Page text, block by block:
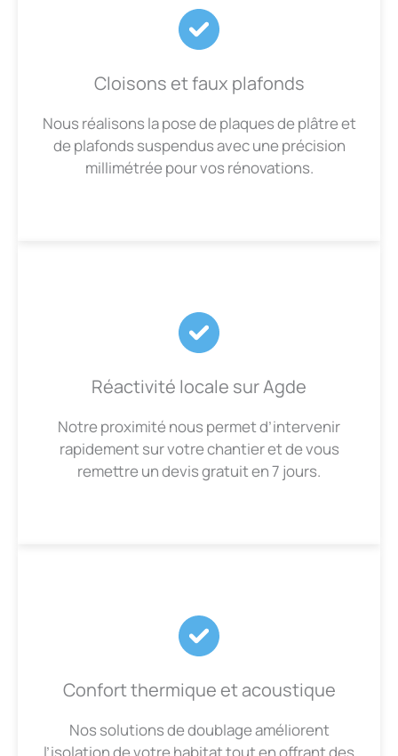
Cloisons et faux plafonds
Nous réalisons la pose de plaques de plâtre et
de plafonds suspendus avec une précision
millimétrée pour vos rénovations.
Réactivité locale sur Agde
Notre proximité nous permet d’intervenir
rapidement sur votre chantier et de vous
remettre un devis gratuit en 7 jours.
Confort thermique et acoustique
Nos solutions de doublage améliorent